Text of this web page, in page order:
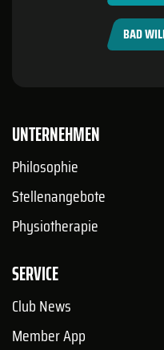
BAD
UNTERNEHMEN
Philosophie
Stellenangebote
Physiotherapie
SERVICE
Club News
Member App